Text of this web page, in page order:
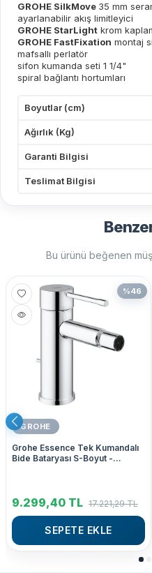
GROHE SilkMove 35 mm
ayarlanabilir akış limitleyici
GROHE StarLight krom
GROHE FastFixation montaj
mafsallı perlatör
sifon kumanda seti 1 1/4"
spiral bağlantı hortumları
Boyutlar (cm)
Ağırlık (Kg)
Garanti Bilgisi
Teslimat Bilgisi
Bu ürünü beğenen
%46
GROHE
Grohe Essence Tek Kumandalı
Bide Bataryası S-Boyut -
9.299,40 TL 17.221,29TL
SEPETE EKLE